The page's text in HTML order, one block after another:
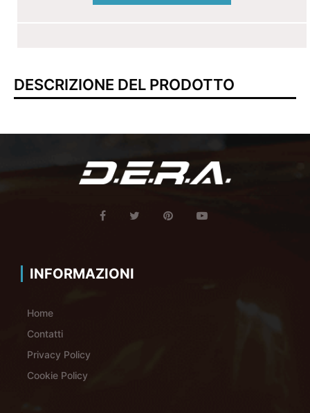
DESCRIZIONE DEL PRODOTTO
INFORMAZIONI
Home
Contatti
Privacy Policy
Cookie Policy